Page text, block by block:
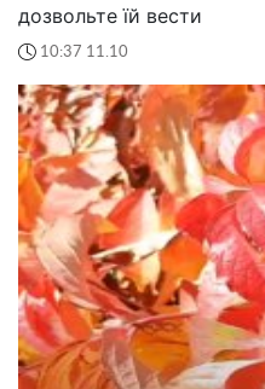
дозвольте їй вести
10:37 11.10